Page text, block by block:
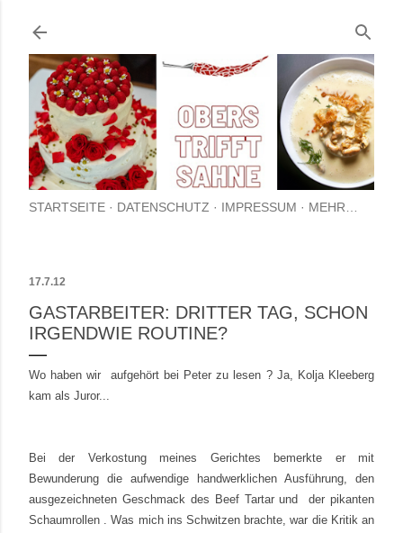
STARTSEITE DATENSCHUTZ IMPRESSUM MEHR…
17.7.12
GASTARBEITER: DRITTER TAG, SCHON
IRGENDWIE ROUTINE?
Wo haben wir aufgehört bei Peter zu lesen ? Ja, Kolja Kleeberg
kam als Juror...
Bei der Verkostung meines Gerichtes bemerkte er mit
Bewunderung die aufwendige handwerklichen Ausführung, den
ausgezeichneten Geschmack des Beef Tartarund der pikanten
Schaumrollen . Was mich ins Schwitzen brachte, war die Kritik an